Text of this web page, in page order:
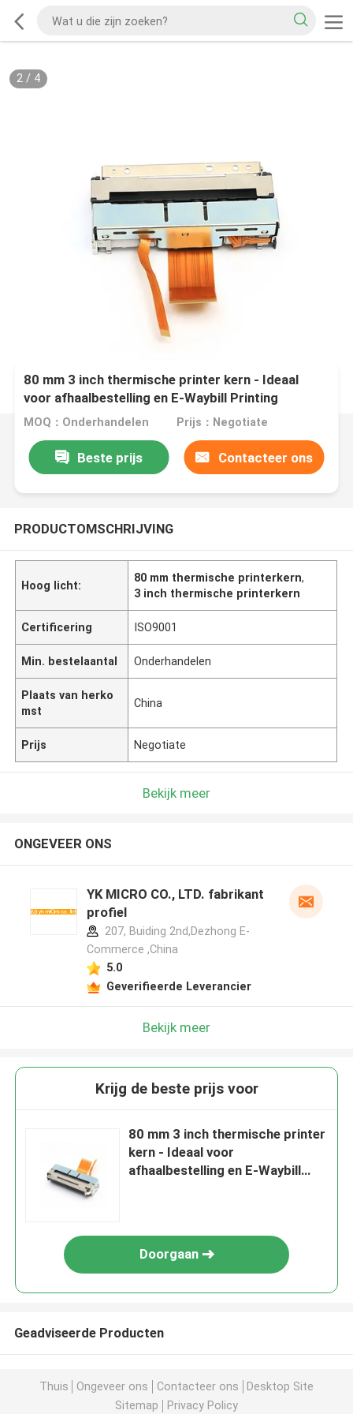
2/ 4
80 mm 3 inch thermische printer kern - Ideaal
voor afhaalbestelling en E-Waybill Printing
MOQ：Onderhandelen Prijs：Negotiate
Beste prijs Contacteer ons
PRODUCTOMSCHRIJVING
Hoog licht:
80 mm thermische printerkern,
3 inch thermische printerkern
Certificering ISO9001
Min. bestelaantal Onderhandelen
Plaats van herko
mst
China
Prijs Negotiate
Bekijk meer
ONGEVEER ONS
YK MICRO CO., LTD. fabrikant
profiel
207, Buiding 2nd,Dezhong E-
Commerce ,China
5.0
Geverifieerde Leverancier
Bekijk meer
Krijg de beste prijs voor
80 mm 3 inch thermische printer
kern - Ideaal voor
afhaalbestelling en E-Waybill
Doorgaan
Geadviseerde Producten
Thuis Ongeveer ons Contacteer ons
Desktop Site
Sitemap
Privacy Policy